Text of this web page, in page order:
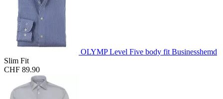
OLYMP Level Five body fit Businesshemd
Slim Fit
CHF 89.90